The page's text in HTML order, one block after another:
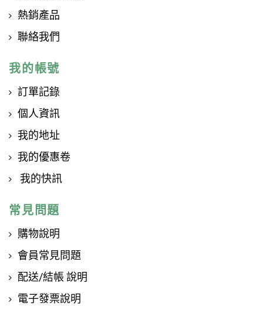
熱銷產品
聯絡我們
我的帳號
訂單記錄
個人資訊
我的地址
我的優惠卷
我的快訊
常見問題
購物說明
會員常見問題
配送/結帳 說明
電子發票說明